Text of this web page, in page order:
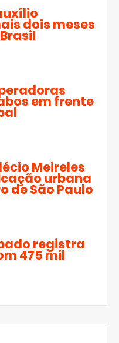
dois meses
em frente
Meireles
urbana
de São Paulo
registra
475 mil